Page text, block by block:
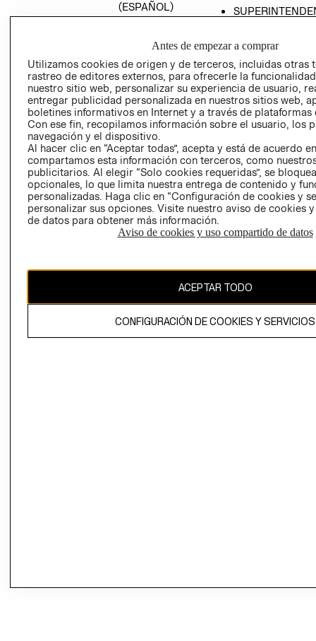
(ESPAÑOL)
TRANSPARENCIA
PETICIONES
QUEJAS Y
RECLAMOS
Colombia ($)
CAMBIAR REGIÓN
El contenido de esta página web está protegido por copyright y es
propiedad de H&M Hennes & Mauritz AB.
Antes de empezar a comprar
Utilizamos cookies de origen y de terceros, incluidas otras
rastreo de editores externos, para ofrecerle la
nuestro sitio web, personalizar su experiencia de usuario,
entregar publicidad personalizada en nuestros sitios web,
boletines informativos en Internet y a través de plataformas
Con ese fin, recopilamos información sobre el usuario, los
navegación y el dispositivo.
Al hacer clic en “Aceptar todas”, acepta y está de acuerdo
compartamos esta información con terceros, como
publicitarios. Al elegir “Solo cookies requeridas”, se
opcionales, lo que limita nuestra entrega de contenido y
personalizadas. Haga clic en “Configuración de cookies y
personalizar sus opciones. Visite nuestro aviso de cookies
de datos para obtener más información.
Aviso de cookies y uso compartido de datos
ACEPTAR TODO
CONFIGURACIÓN DE COOKIES Y SERVICIOS